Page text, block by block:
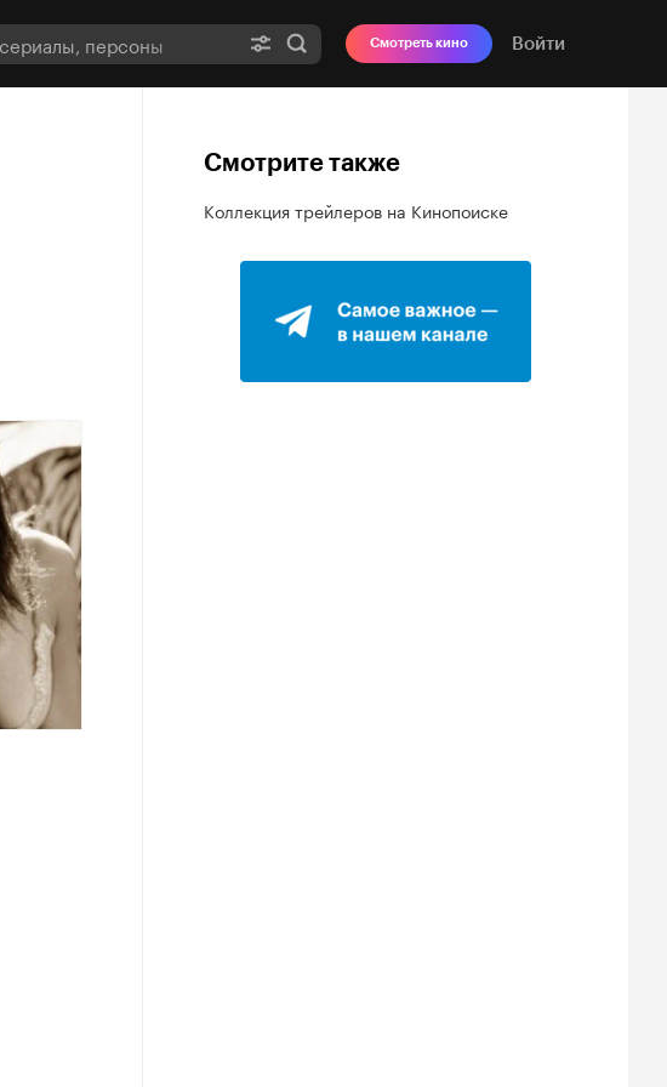
Смотреть кино Войти
Смотрите также
Коллекция трейлеров на Кинопоиске